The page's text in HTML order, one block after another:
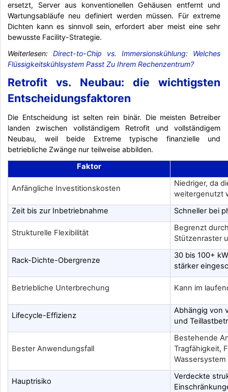
ersetzt, Server aus konventionellen Gehäusen entfernt und
Wartungsabläufe neu definiert werden müssen. Für extreme
Dichten kann es sinnvoll sein, erfordert aber meist eine sehr
bewusste Facility-Strategie.
Weiterlesen: Direct-to-Chip vs. Immersionskühlung: Welches
Flüssigkeitskühlsystem Passt Zu Ihrem Rechenzentrum?
Retrofit vs. Neubau: die wichtigsten
Entscheidungsfaktoren
Die Entscheidung ist selten rein binär. Die meisten Betreiber
landen zwischen vollständigem Retrofit und vollständigem
Neubau, weil beide Extreme typische finanzielle und
betriebliche Zwänge nur teilweise abbilden.
Faktor
Anfängliche Investitionskosten
Niedriger, da
weitergenutzt
Zeit bis zur Inbetriebnahme
Schneller bei
Strukturelle Flexibilität
Begrenzt
Stützenraster
Rack-Dichte-Obergrenze
30 bis 100+
stärker
Betriebliche Unterbrechung Kann im
Lifecycle-Effizienz
Abhängig von
und
Bester Anwendungsfall
Bestehende
Tragfähigkeit,
Wassersystem
Hauptrisiko
Verdeckte